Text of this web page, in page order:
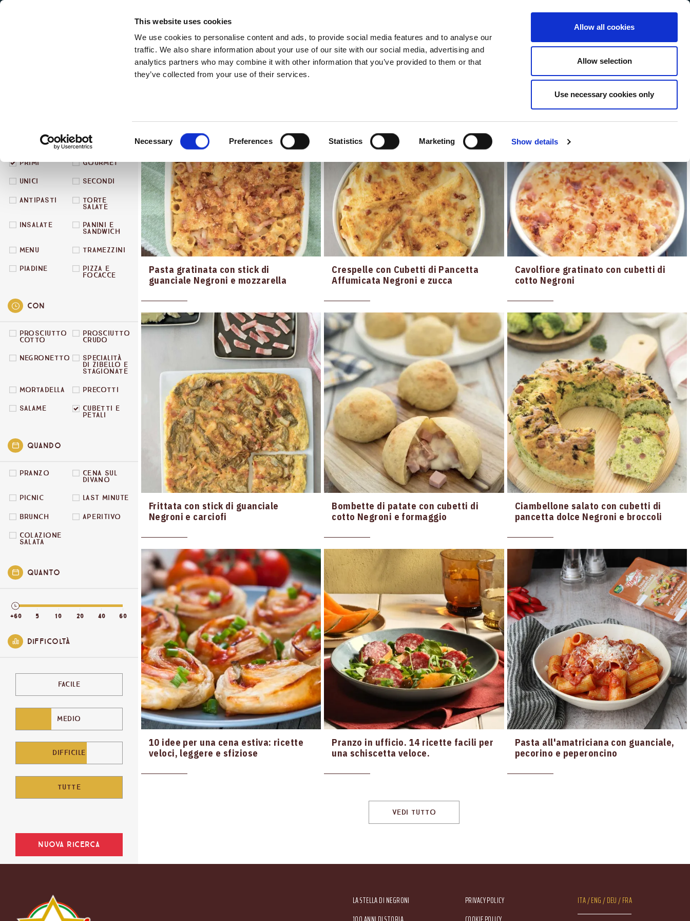
This website uses cookies
We use cookies to personalise content and ads, to provide social media features and to analyse our
traffic. We also share information about your use of our site with our social media, advertising and
analytics partners who may combine it with other information that you’ve provided to them or that
they’ve collected from your use of their services.
Necessary Preferences Statistics Marketing Show details
Allow all cookies
Allow selection
Use necessary cookies only
Select your language
Italian
Service Menu
Pasta gratinata con stick di
guanciale Negroni e mozzarella
Crespelle con Cubetti di Pancetta
Affumicata Negroni e zucca
Cavolfiore gratinato con cubetti di
cotto Negroni
Frittata con stick di guanciale
Negroni e carciofi
Bombette di patate con cubetti di
cotto Negroni e formaggio
Ciambellone salato con cubetti di
pancetta dolce Negroni e broccoli
10 idee per una cena estiva: ricette
veloci, leggere e sfiziose
Pranzo in ufficio. 14 ricette facili per
una schiscetta veloce.
Pasta all'amatriciana con guanciale,
pecorino e peperoncino
VEDI TUTTO
Cosa
PRIMI GOURMET
UNICI SECONDI
ANTIPASTI TORTE
SALATE
INSALATE PANINI E
SANDWICH
MENU TRAMEZZINI
PIADINE PIZZA E
FOCACCE
Con
PROSCIUTTO
COTTO
PROSCIUTTO
CRUDO
NEGRONETTO SPECIALITÀ
DI ZIBELLO E
STAGIONATE
MORTADELLA PRECOTTI
SALAME CUBETTI E
PETALI
Quando
Pranzo Cena sul
divano
Picnic Last minute
Brunch Aperitivo
Colazione
salata
Quanto
+60 5 10 20 40 60
Difficoltà
FACILE
MEDIO
DIFFICILE
TUTTE
Nuova ricerca
Main menu
LA STELLA DI NEGRONI
Footer Service Menu
PRIVACY POLICY
Lang Menu
ITA ENG DEU FRA